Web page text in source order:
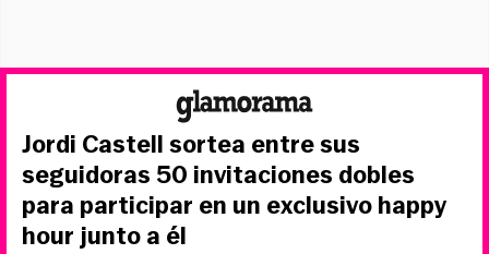
Jordi Castell sortea entre sus
seguidoras 50 invitaciones dobles
para participar en un exclusivo happy
hour junto a él